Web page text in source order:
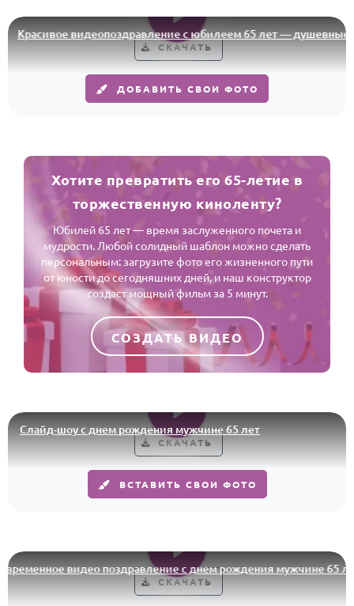
Красивое видеопоздравление с юбилеем 65 лет — душевные
СКАЧАТЬ
ДОБАВИТЬ СВОИ ФОТО
Хотите превратить его 65-летие в
торжественную киноленту?
Юбилей 65 лет — время заслуженного почета и
мудрости. Любой солидный шаблон можно сделать
персональным: загрузите фото его жизненного пути
от юности до сегодняшних дней, и наш конструктор
создаст мощный фильм за 5 минут.
СОЗДАТЬ ВИДЕО
Слайд-шоу с днем рождения мужчине 65 лет
СКАЧАТЬ
ВСТАВИТЬ СВОИ ФОТО
видео поздравление с днем рождения мужчине 65 лет
СКАЧАТЬ